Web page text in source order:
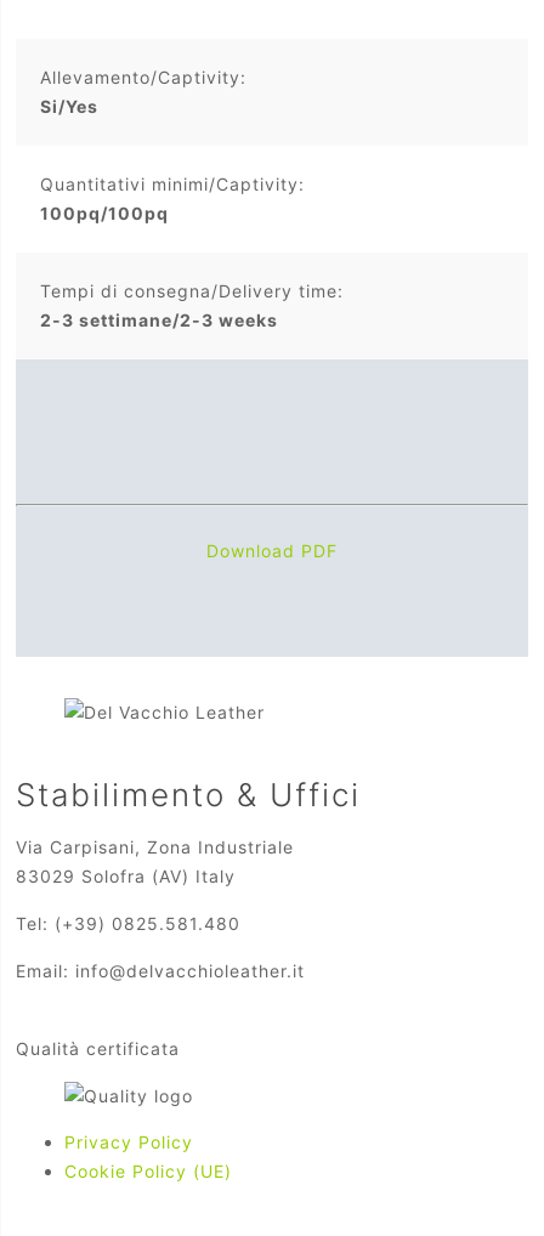
Allevamento/Captivity:
Si/Yes
Quantitativi minimi/Captivity:
100pq/100pq
Tempi di consegna/Delivery time:
2-3 settimane/2-3 weeks
Download PDF
Stabilimento & Uffici
Via Carpisani, Zona Industriale
83029 Solofra (AV) Italy
Tel: (+39) 0825.581.480
Email: info@delvacchioleather.it
Qualità certificata
Privacy Policy
Cookie Policy (UE)